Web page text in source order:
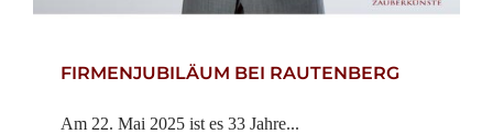
FIRMENJUBILÄUM BEI RAUTENBERG
Am 22. Mai 2025 ist es 33 Jahre...